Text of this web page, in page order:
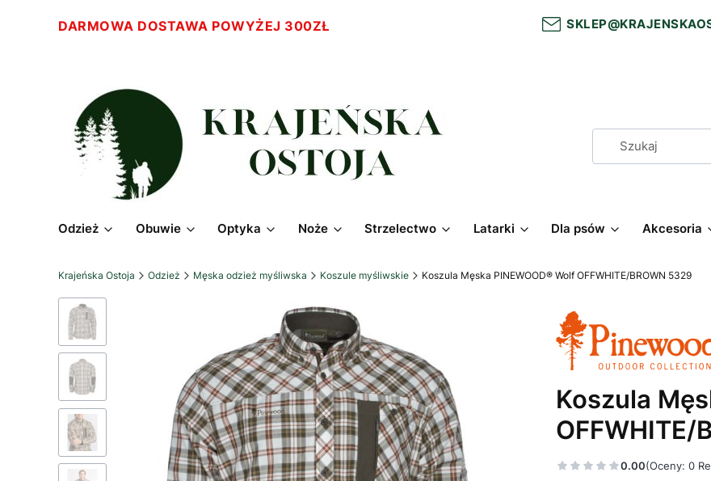
DARMOWA DOSTAWA POWYŻEJ 300ZŁ
Odzież Obuwie Optyka Noże Strzelectwo Latarki Dla psów Akcesoria
Krajeńska Ostoja Odzież Męska odzież myśliwska Koszule myśliwskie Koszula Męska PINEWOOD® Wolf OFFWHITE/BROWN 5329
Koszula
OFFWHITE/
0.00(Oceny: 0